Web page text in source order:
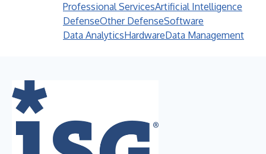
Professional ServicesArtificial Intelligence
DefenseOther DefenseSoftware
Data AnalyticsHardwareData Management